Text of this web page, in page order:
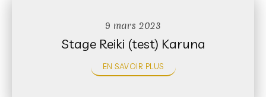
9 mars 2023
Stage Reiki (test) Karuna
EN SAVOIR PLUS